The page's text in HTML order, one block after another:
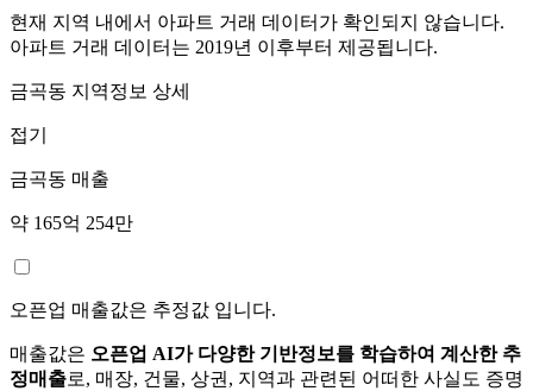
현재 지역 내에서 아파트 거래 데이터가 확인되지 않습니다.
아파트 거래 데이터는 2019년 이후부터 제공됩니다.
금곡동 지역정보 상세
접기
금곡동 매출
약 165억 254만
오픈업 매출값은 추정값 입니다.
매출값은 오픈업 AI가 다양한 기반정보를 학습하여 계산한 추
정매출로, 매장, 건물, 상권, 지역과 관련된 어떠한 사실도 증명